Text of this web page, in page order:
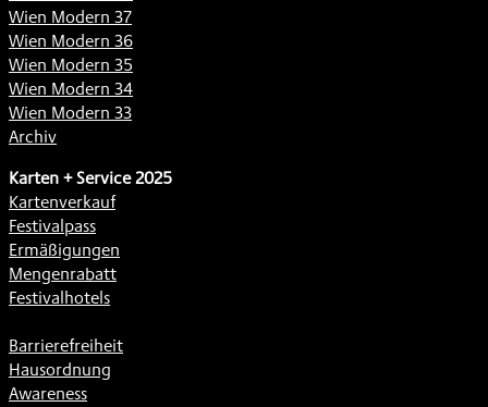
Wien Modern 37
Wien Modern 36
Wien Modern 35
Wien Modern 34
Wien Modern 33
Archiv
Karten + Service 2025
Kartenverkauf
Festivalpass
Ermäßigungen
Mengenrabatt
Festivalhotels
Barrierefreiheit
Hausordnung
Awareness